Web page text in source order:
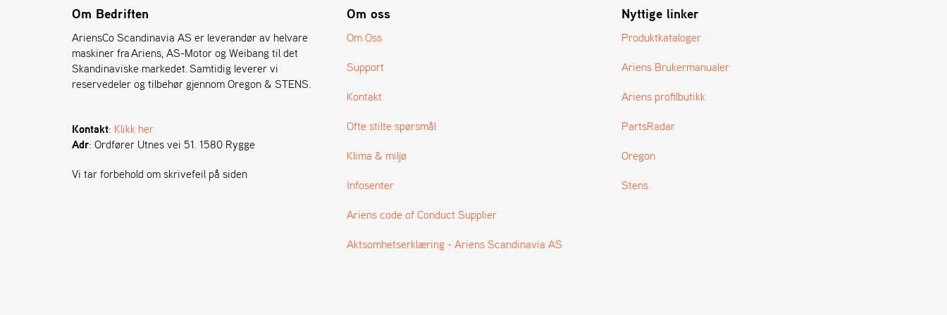
Om Bedriften
AriensCo Scandinavia AS er leverandør av helvare
maskiner fra Ariens, AS-Motor og Weibang til det
Skandinaviske markedet. Samtidig leverer vi
reservedeler og tilbehør gjennom Oregon & STENS.
Kontakt: Klikk her
Adr: Ordfører Utnes vei 51. 1580 Rygge
Vi tar forbehold om skrivefeil på siden
Om oss
Om Oss
Support
Kontakt
Ofte stilte spørsmål
Klima & miljø
Infosenter
Ariens code of Conduct Supplier
Aktsomhetserklæring - Ariens Scandinavia AS
Nyttige linker
Produktkataloger
Ariens Brukermanualer
Ariens profilbutikk
PartsRadar
Oregon
Stens